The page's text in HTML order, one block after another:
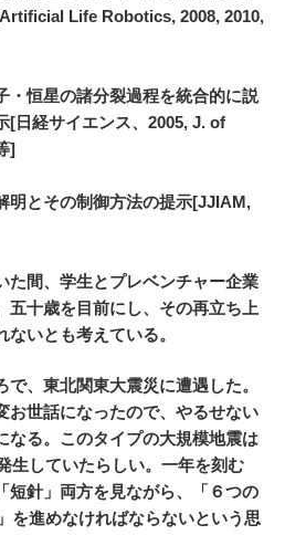
Life Robotics, 2008, 2010,
・恒星の諸分裂過程を統合的に説
[日経サイエンス、2005, J. of
]
明とその制御方法の提示[JJIAM,
た間、学生とプレベンチャー企業
五十歳を目前にし、その再立ち上
いとも考えている。
で、東北関東大震災に遭遇した。
お世話になったので、やるせない
なる。このタイプの大規模地震は
生していたらしい。一年を刻む
短針」両方を見ながら、「６つの
を進めなければならないという思